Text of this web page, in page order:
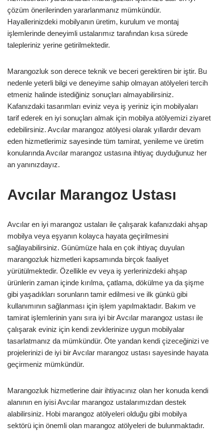
çözüm önerilerinden yararlanmanız mümkündür.
Hayallerinizdeki mobilyanın üretim, kurulum ve montaj
işlemlerinde deneyimli ustalarımız tarafından kısa sürede
talepleriniz yerine getirilmektedir.
Marangozluk son derece teknik ve beceri gerektiren bir iştir. Bu
nedenle yeterli bilgi ve deneyime sahip olmayan atölyeleri tercih
etmeniz halinde istediğiniz sonuçları almayabilirsiniz.
Kafanızdaki tasarımları eviniz veya iş yeriniz için mobilyaları
tarif ederek en iyi sonuçları almak için mobilya atölyemizi ziyaret
edebilirsiniz. Avcılar marangoz atölyesi olarak yıllardır devam
eden hizmetlerimiz sayesinde tüm tamirat, yenileme ve üretim
konularında Avcılar marangoz ustasına ihtiyaç duyduğunuz her
an yanınızdayız.
Avcılar Marangoz Ustası
Avcılar en iyi marangoz ustaları ile çalışarak kafanızdaki ahşap
mobilya veya eşyanın kolayca hayata geçirilmesini
sağlayabilirsiniz. Günümüze hala en çok ihtiyaç duyulan
marangozluk hizmetleri kapsamında birçok faaliyet
yürütülmektedir. Özellikle ev veya iş yerlerinizdeki ahşap
ürünlerin zaman içinde kırılma, çatlama, dökülme ya da şişme
gibi yaşadıkları sorunların tamir edilmesi ve ilk günkü gibi
kullanımının sağlanması için işlem yapılmaktadır. Bakım ve
tamirat işlemlerinin yanı sıra iyi bir Avcılar marangoz ustası ile
çalışarak eviniz için kendi zevklerinize uygun mobilyalar
tasarlatmanız da mümkündür. Öte yandan kendi çizeceğinizi ve
projelerinizi de iyi bir Avcılar marangoz ustası sayesinde hayata
geçirmeniz mümkündür.
Marangozluk hizmetlerine dair ihtiyacınız olan her konuda kendi
alanının en iyisi Avcılar marangoz ustalarımızdan destek
alabilirsiniz. Hobi marangoz atölyeleri olduğu gibi mobilya
sektörü için önemli olan marangoz atölyeleri de bulunmaktadır.